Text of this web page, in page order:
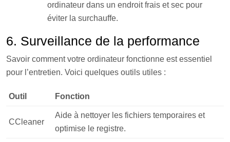
ordinateur dans un endroit frais et sec pour
éviter la surchauffe.
6. Surveillance de la performance
Savoir comment votre ordinateur fonctionne est essentiel
pour l’entretien. Voici quelques outils utiles :
Outil Fonction
CCleaner
Aide à nettoyer les fichiers temporaires et
optimise le registre.